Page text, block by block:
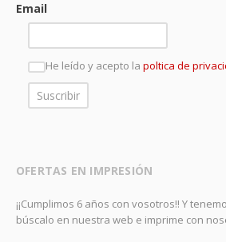
Email
He leído y acepto la poltica de
OFERTAS EN IMPRESIÓN
¡¡Cumplimos 6 años con vosotros!! Y
búscalo en nuestra web e imprime con